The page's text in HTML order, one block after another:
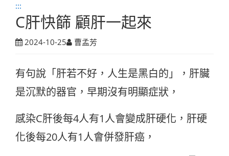
:::
C肝快篩 顧肝一起來
2024-10-25 曹孟芳
有句說「肝若不好，人生是黑白的」，肝臟
是沉默的器官，早期沒有明顯症狀，
感染C肝後每4人有1人會變成肝硬化，肝硬
化後每20人有1人會併發肝癌，